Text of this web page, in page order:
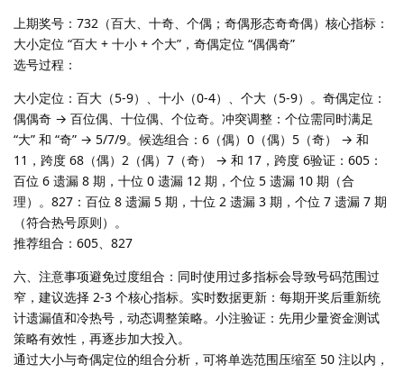
上期奖号：732（百大、十奇、个偶；奇偶形态奇奇偶）核心指标：
大小定位 “百大 + 十小 + 个大”，奇偶定位 “偶偶奇”
选号过程：
大小定位：百大（5-9）、十小（0-4）、个大（5-9）。奇偶定位：
偶偶奇 → 百位偶、十位偶、个位奇。冲突调整：个位需同时满足
“大” 和 “奇” → 5/7/9。候选组合：6（偶）0（偶）5（奇） → 和
11，跨度 68（偶）2（偶）7（奇） → 和 17，跨度 6验证：605：
百位 6 遗漏 8 期，十位 0 遗漏 12 期，个位 5 遗漏 10 期（合
理）。827：百位 8 遗漏 5 期，十位 2 遗漏 3 期，个位 7 遗漏 7 期
（符合热号原则）。
推荐组合：605、827
六、注意事项避免过度组合：同时使用过多指标会导致号码范围过
窄，建议选择 2-3 个核心指标。实时数据更新：每期开奖后重新统
计遗漏值和冷热号，动态调整策略。小注验证：先用少量资金测试
策略有效性，再逐步加大投入。
通过大小与奇偶定位的组合分析，可将单选范围压缩至 50 注以内，